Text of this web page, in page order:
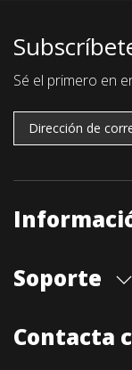
Sé el primero en
Cita previa tienda
Contacto
Soporte
Formas de pago
Contacta